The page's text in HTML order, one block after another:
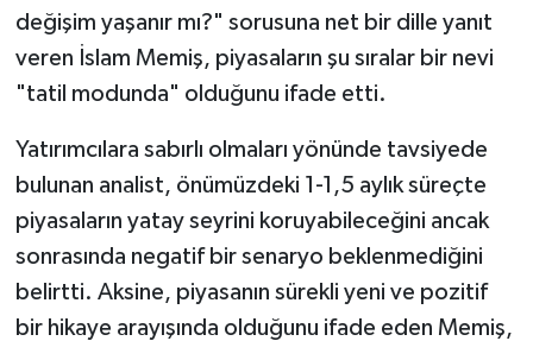
değişim yaşanır mı?" sorusuna net bir dille yanıt
veren İslam Memiş, piyasaların şu sıralar bir nevi
"tatil modunda" olduğunu ifade etti.
Yatırımcılara sabırlı olmaları yönünde tavsiyede
bulunan analist, önümüzdeki 1-1,5 aylık süreçte
piyasaların yatay seyrini koruyabileceğini ancak
sonrasında negatif bir senaryo beklenmediğini
belirtti. Aksine, piyasanın sürekli yeni ve pozitif
bir hikaye arayışında olduğunu ifade eden Memiş,